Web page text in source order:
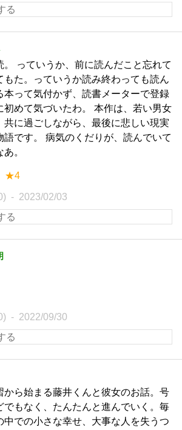
。 っていうか、前に読んだこと忘れて
もた。っていうか読み終わっても読ん
本って気付かず、読書メーターで登録
初めて気づいたわ。 本作は、若い男女
共に過ごしながら、最後に悲しい現実
語です。 病気のくだりが、読んでいて
。
★4
2023/02/03
2022/09/30
から始まる藤井くんと彼女のお話。号
でもなく、たんたんと進んでいく。毎
中での小さな幸せ、大事な人を失うつ